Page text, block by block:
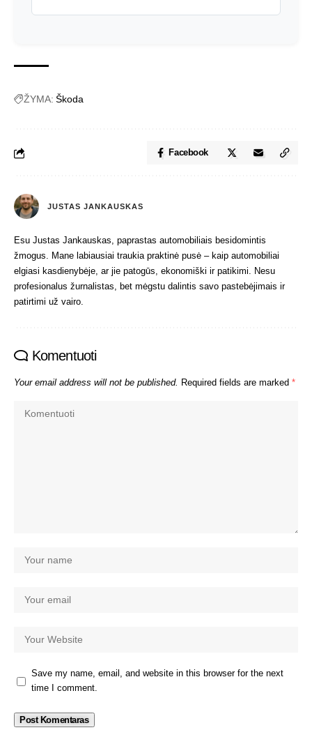
ŽYMA: Škoda
Facebook
JUSTAS JANKAUSKAS
Esu Justas Jankauskas, paprastas automobiliais besidomintis
žmogus. Mane labiausiai traukia praktinė pusė – kaip automobiliai
elgiasi kasdienybėje, ar jie patogūs, ekonomiški ir patikimi. Nesu
profesionalus žurnalistas, bet mėgstu dalintis savo pastebėjimais ir
patirtimi už vairo.
Komentuoti
Your email address will not be published. Required fields are marked *
Save my name, email, and website in this browser for the next
time I comment.